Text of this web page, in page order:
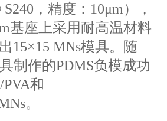
S240，精度：10μm），
基座上采用耐高温材料
15×15 MNs模具。随
制作的PDMS负模成功
和
。